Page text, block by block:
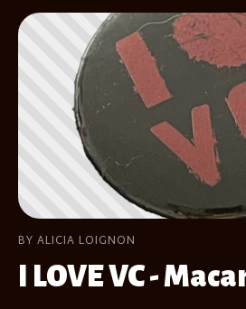
BY ALICIA LOIGNON
I LOVE VC -